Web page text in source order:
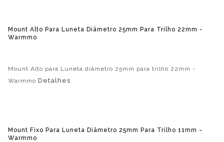
Mount Alto Para Luneta Diâmetro 25mm Para Trilho 22mm -
Warmmo
Mount Alto para Luneta diâmetro 25mm para trilho 22mm -
Warmmo Detalhes
Mount Fixo Para Luneta Diâmetro 25mm Para Trilho 11mm -
Warmmo